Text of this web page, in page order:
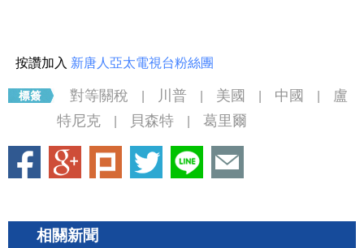
按讚加入 新唐人亞太電視台粉絲團
對等關稅 川普 美國 中國
盧
特尼克
貝森特 葛里爾
相關新聞